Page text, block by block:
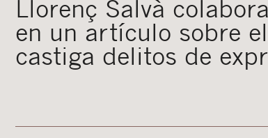
Llorenç Salvà
en un artículo sobre
castiga delitos de